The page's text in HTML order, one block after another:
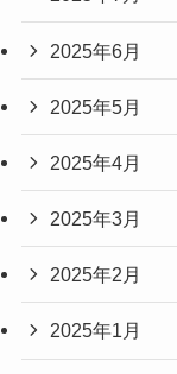
2025年6月
2025年5月
2025年4月
2025年3月
2025年2月
2025年1月